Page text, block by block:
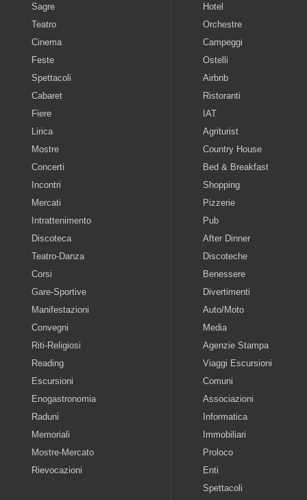
Sagre
Teatro
Cinema
Feste
Spettacoli
Cabaret
Fiere
Lirica
Mostre
Concerti
Incontri
Mercati
Intrattenimento
Discoteca
Teatro-Danza
Corsi
Gare-Sportive
Manifestazioni
Convegni
Riti-Religiosi
Reading
Escursioni
Enogastronomia
Raduni
Memoriali
Mostre-Mercato
Rievocazioni
Hotel
Orchestre
Campeggi
Ostelli
Airbnb
Ristoranti
IAT
Agriturist
Country House
Bed & Breakfast
Shopping
Pizzerie
Pub
After Dinner
Discoteche
Benessere
Divertimenti
Auto/Moto
Media
Agenzie Stampa
Viaggi Escursioni
Comuni
Associazioni
Informatica
Immobiliari
Proloco
Enti
Spettacoli